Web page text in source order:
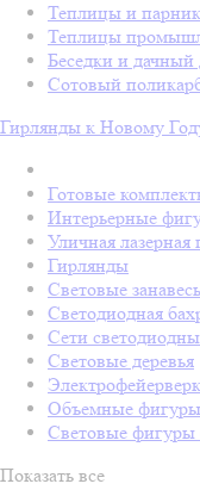
Теплицы и
Теплицы
Беседки и
Сотовый
Гирлянды к Новому
Готовые
Интерьерные
Уличная лазерная
Гирлянды
Световые
Светодиодная
Сети
Световые деревья
Объемные
Световые
Показать все